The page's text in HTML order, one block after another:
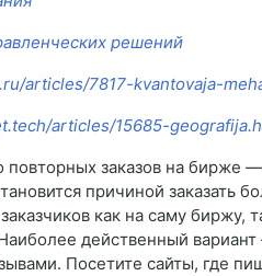
решений
articles/7817-kvantovaja-
articles/15685-
заказов на бирже
причиной заказать
как на саму биржу,
действенный
Посетите сайты, где